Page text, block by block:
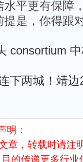
平更有保障
是，你得跟
consortium
下两城！靖
明：
章，转载时请注
的传递更多行业